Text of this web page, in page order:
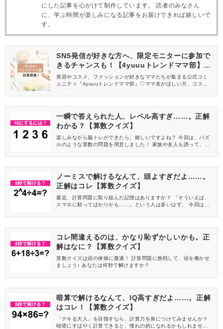
にした記事を心がけて制作しています。 読者のみなさん
に、学ぶ時間が楽しみになる記事をお届けできれば嬉しいで
す。
SNS発信が好きな方へ、限定モニターに参加で
きるチャンスも！【4yuuuトレンドママ部】部
員募集中
美容やコスメ、ファッションが好きなママたちが集まる公式コミ
ュニティ『4yuuuトレンドママ部』♡ママ友がほしい方、コスメサ
信してくれる方を募集しています！
一瞬で答えられた人、レベル高すぎ……。正解
わかる？【算数クイズ】
楽しみながら脳トレができたら、嬉しいですよね？ 今回は、パズ
ルのような算数の問題を用意しました！ 家族や友人も誘って、気
ノーミスで解けるなんて、頭よすぎだよ……。
正解はコレ【算数クイズ】
最近、計算問題に取り組んだ記憶はありますか？ 「そういえば、
スマホに頼ってばかりかも……」という人は多いはず。 今回は、
コレ間違えるのは、かなり恥ずかしいかも。正
解はなに？【算数クイズ】
算数クイズは頭の体操に最適！ 計算問題に挑戦して、頭を働かせ
ましょう♪ あなたは何秒で解けますか？
暗算で解けるなんて、IQ高すぎだよ……。正解
はコレ！【算数クイズ】
「デキる大人」を目指すなら、計算力を身につけてみませんか？
咄嗟にすばやく計算できると、憧れの的になれるかもしれません